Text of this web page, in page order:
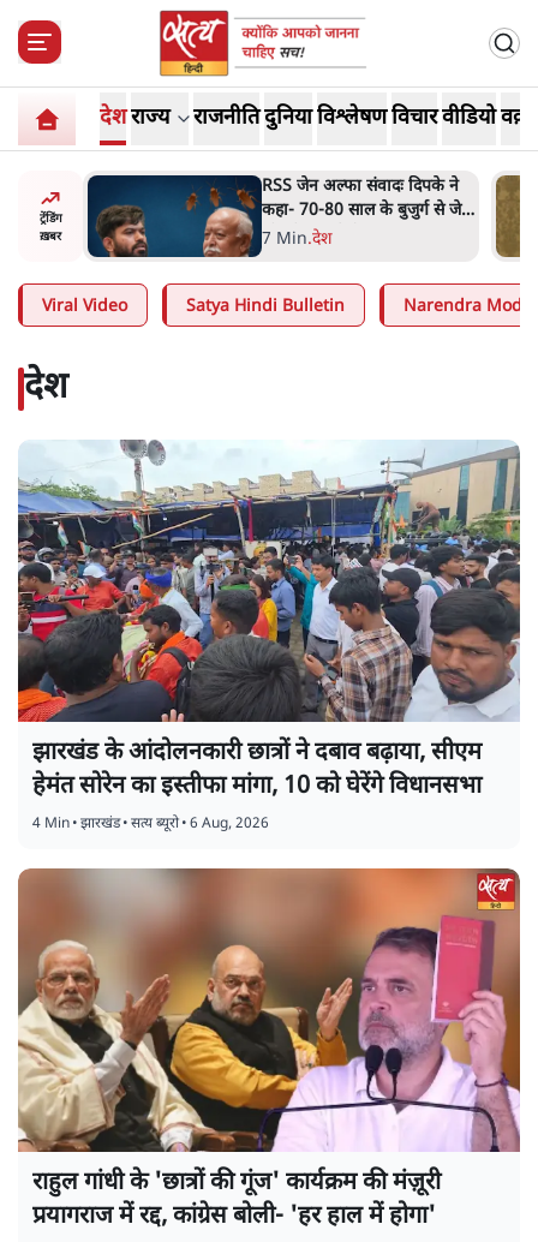
देशराज्य राजनीतिदुनियाविश्लेषणविचारवीडियो
ट्रेंडिंग
ख़बर
ने
से जेन
'गूंगी गुड़िया' वाले तंज पर एनसीपी
ने कांग्रेस से पूछा- क्या आप इंदिरा
गांधी का अपमान सही मानते हैं?
5 Min.महाराष्ट्र
Viral Video Satya Hindi Bulletin Narendra Modi
देश
झारखंड के आंदोलनकारी छात्रों ने दबाव बढ़ाया, सीएम
हेमंत सोरेन का इस्तीफा मांगा, 10 को घेरेंगे विधानसभा
4 Min•झारखंड•सत्य ब्यूरो•6 Aug, 2026
राहुल गांधी के 'छात्रों की गूंज' कार्यक्रम की मंज़ूरी
प्रयागराज में रद्द, कांग्रेस बोली- 'हर हाल में होगा'